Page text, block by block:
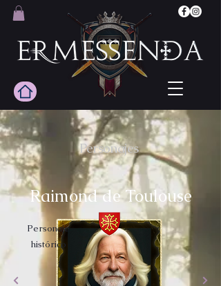
Personajes
Raimond de Toulouse
Personaje
histórico